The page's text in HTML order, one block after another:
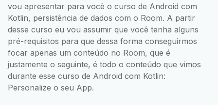
vou apresentar para você o curso de Android com
Kotlin, persistência de dados com o Room. A partir
desse curso eu vou assumir que você tenha alguns
pré-requisitos para que dessa forma conseguirmos
focar apenas um conteúdo no Room, que é
justamente o seguinte, é todo o conteúdo que vimos
durante esse curso de Android com Kotlin:
Personalize o seu App.